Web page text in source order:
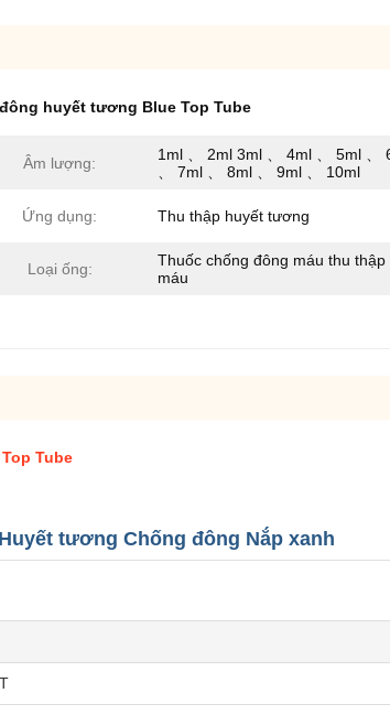
huyết tương Blue Top Tube
Âm lượng:
1ml 、 2ml 3ml 、 4ml 、 5ml 、
、 7ml 、 8ml 、 9ml 、 10ml
Ứng dụng: Thu thập huyết tương
Loại ống:
Thuốc chống đông máu thu thập
máu
Tube
tương Chống đông Nắp xanh